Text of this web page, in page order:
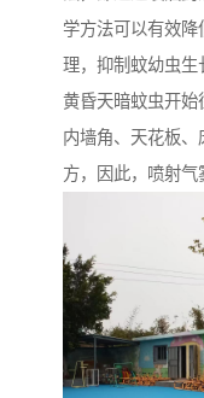
学方法可以有效
理，抑制蚊幼虫生
黄昏天暗蚊虫开始
内墙角、天花板
方，因此，喷射气